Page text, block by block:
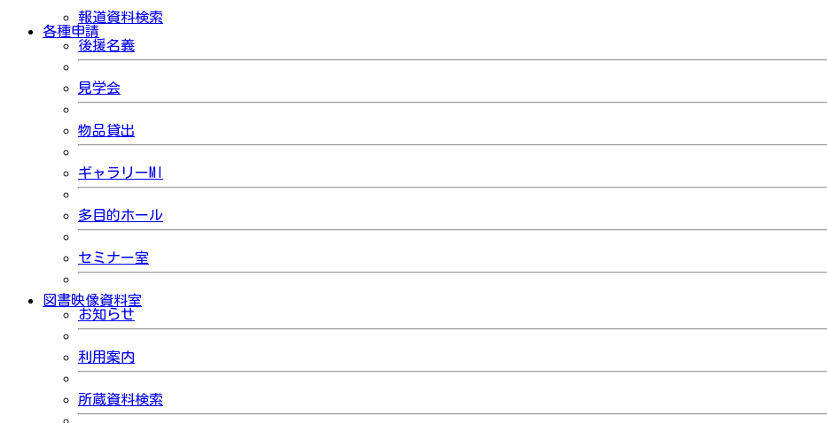
報道資料検索
各種申請
後援名義
見学会
物品貸出
ギャラリーMI
多目的ホール
セミナー室
図書映像資料室
お知らせ
利用案内
所蔵資料検索